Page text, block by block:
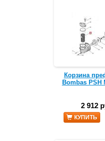
Корзина
Bombas PSH
2 912
КУПИТЬ